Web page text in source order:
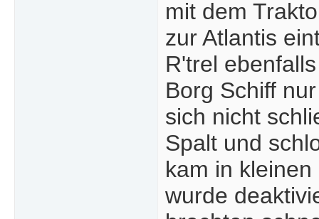
mit dem
zur Atlantis
R'trel
Borg Schiff
sich nicht
Spalt und
kam in
wurde